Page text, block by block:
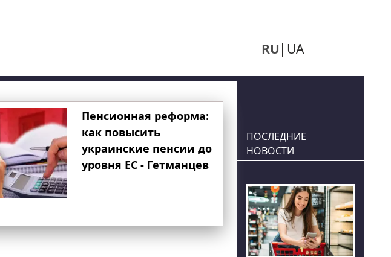
RU UA
Пенсионная реформа:
как повысить
украинские пенсии до
уровня ЕС - Гетманцев
ПОСЛЕДНИЕ
НОВОСТИ